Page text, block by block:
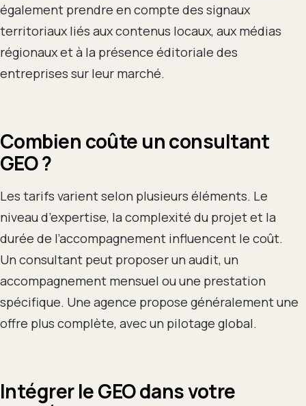
également prendre en compte des signaux
territoriaux liés aux contenus locaux, aux médias
régionaux et à la présence éditoriale des
entreprises sur leur marché.
Combien coûte un consultant
GEO ?
Les tarifs varient selon plusieurs éléments. Le
niveau d’expertise, la complexité du projet et la
durée de l’accompagnement influencent le coût.
Un consultant peut proposer un audit, un
accompagnement mensuel ou une prestation
spécifique. Une agence propose généralement une
offre plus complète, avec un pilotage global.
Intégrer le GEO dans votre